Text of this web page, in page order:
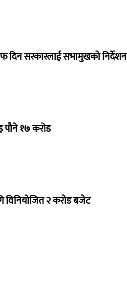
दिन सरकारलाई सभामुखको निर्देशन
पौने १७ करोड
विनियोजित २ करोड बजेट